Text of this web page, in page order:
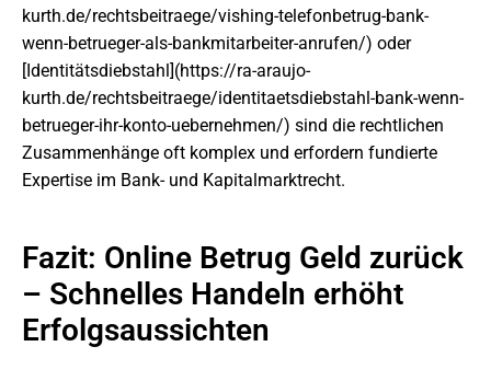
kurth.de/rechtsbeitraege/vishing-telefonbetrug-bank-
wenn-betrueger-als-bankmitarbeiter-anrufen/) oder
[Identitätsdiebstahl](https://ra-araujo-
kurth.de/rechtsbeitraege/identitaetsdiebstahl-bank-wenn-
betrueger-ihr-konto-uebernehmen/) sind die rechtlichen
Zusammenhänge oft komplex und erfordern fundierte
Expertise im Bank- und Kapitalmarktrecht.
Fazit: Online Betrug Geld zurück
– Schnelles Handeln erhöht
Erfolgsaussichten